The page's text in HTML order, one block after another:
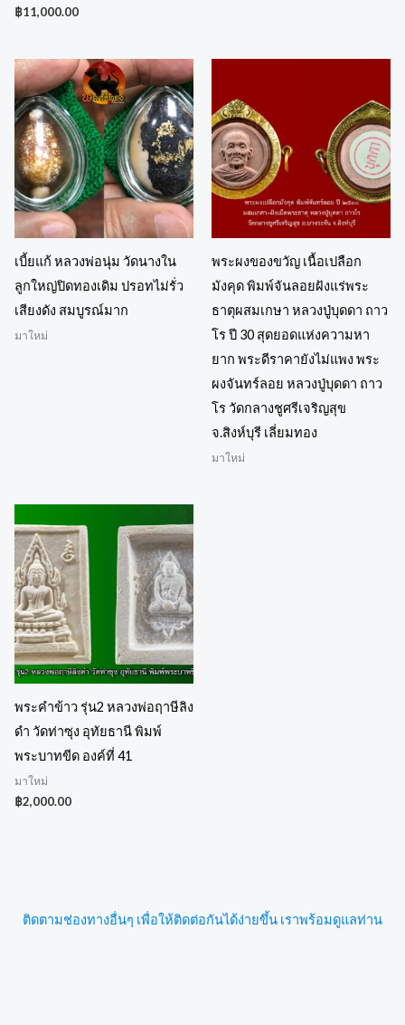
฿11,000.00
เบี้ยแก้ หลวงพ่อนุ่ม วัดนางใน
ลูกใหญ่ปิดทองเดิม ปรอทไม่รั่ว
เสียงดัง สมบูรณ์มาก
มาใหม่
พระผงของขวัญ เนื้อเปลือก
มังคุด พิมพ์จันลอยฝังแร่พระ
ธาตุผสมเกษา หลวงปู่บุดดา ถาว
โร ปี 30 สุดยอดแห่งความหา
ยาก พระดีราคายังไม่แพง พระ
ผงจันทร์ลอย หลวงปู่บุดดา ถาว
โร วัดกลางชูศรีเจริญสุข
จ.สิงห์บุรี เลี่ยมทอง
มาใหม่
พระคำข้าว รุ่น2 หลวงพ่อฤาษีลิง
ดำ วัดท่าซุง อุทัยธานี พิมพ์
พระบาทขีด องค์ที่ 41
มาใหม่
฿2,000.00
ติดตามช่องทางอื่นๆ เพื่อให้ติดต่อกันได้ง่ายขึ้น เราพร้อมดูแลท่าน